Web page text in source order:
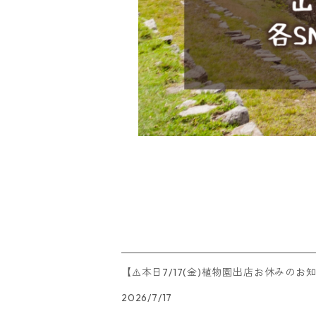
【⚠️本日7/17(金)植物園出店お休みのお
2026/7/17